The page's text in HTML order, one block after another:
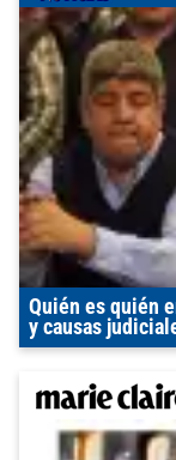
Quién es quién
y causas